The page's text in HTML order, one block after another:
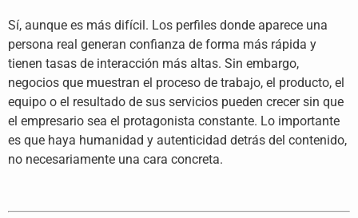
Sí, aunque es más difícil. Los perfiles donde aparece una
persona real generan confianza de forma más rápida y
tienen tasas de interacción más altas. Sin embargo,
negocios que muestran el proceso de trabajo, el producto, el
equipo o el resultado de sus servicios pueden crecer sin que
el empresario sea el protagonista constante. Lo importante
es que haya humanidad y autenticidad detrás del contenido,
no necesariamente una cara concreta.